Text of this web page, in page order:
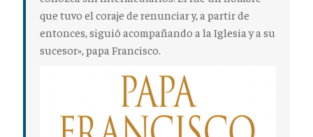
que tuvo el coraje de renunciar y, a partir de
entonces, siguió acompañando a la Iglesia y a su
sucesor», papa Francisco.